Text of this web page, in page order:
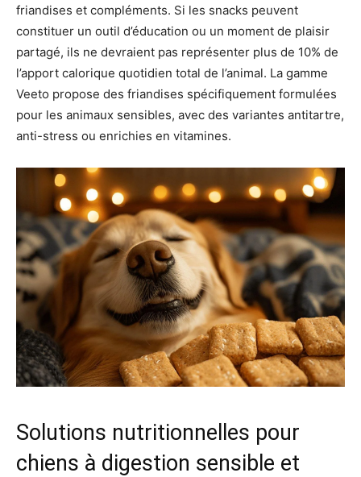
friandises et compléments. Si les snacks peuvent
constituer un outil d’éducation ou un moment de plaisir
partagé, ils ne devraient pas représenter plus de 10% de
l’apport calorique quotidien total de l’animal. La gamme
Veeto propose des friandises spécifiquement formulées
pour les animaux sensibles, avec des variantes antitartre,
anti-stress ou enrichies en vitamines.
Solutions nutritionnelles pour
chiens à digestion sensible et